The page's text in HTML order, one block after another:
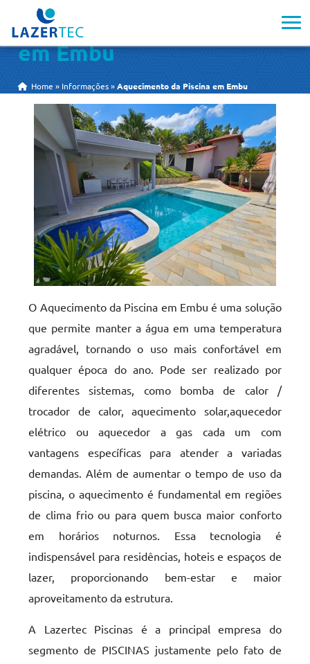
Aquecimento da Piscina
em Embu
Home » Informações »Aquecimento da Piscina em Embu
O Aquecimento da Piscina em Embu é uma solução
que permite manter a água em uma temperatura
agradável, tornando o uso mais confortável em
qualquer época do ano. Pode ser realizado por
diferentes sistemas, como bomba de calor /
trocador de calor, aquecimento solar,aquecedor
elétrico ou aquecedor a gas cada um com
vantagens específicas para atender a variadas
demandas. Além de aumentar o tempo de uso da
piscina, o aquecimento é fundamental em regiões
de clima frio ou para quem busca maior conforto
em horários noturnos. Essa tecnologia é
indispensável para residências, hoteis e espaços de
lazer, proporcionando bem-estar e maior
aproveitamento da estrutura.
A Lazertec Piscinas é a principal empresa do
segmento de PISCINAS justamente pelo fato de